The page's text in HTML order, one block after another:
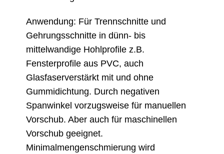
Anwendung: Für Trennschnitte und
Gehrungsschnitte in dünn- bis
mittelwandige Hohlprofile z.B.
Fensterprofile aus PVC, auch
Glasfaserverstärkt mit und ohne
Gummidichtung. Durch negativen
Spanwinkel vorzugsweise für manuellen
Vorschub. Aber auch für maschinellen
Vorschub geeignet.
Minimalmengenschmierung wird